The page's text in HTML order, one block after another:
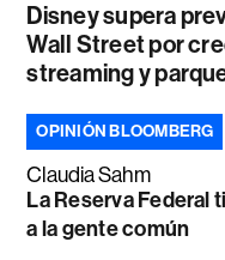
Disney supera
Wall Street por
streaming y
OPINIÓN BLOOMBERG
Claudia Sahm
La Reserva Federal
a la gente común